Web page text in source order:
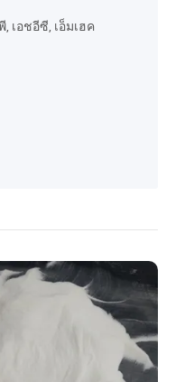
เอชอีซี, เอ็มเฮค